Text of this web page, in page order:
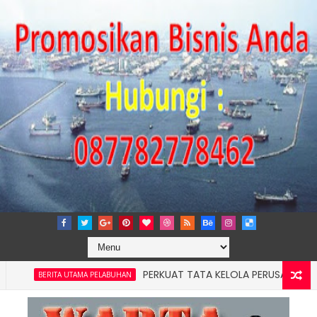
BERITA UTAMA PELABUHAN PERKUAT TATA KELOLA PERUSAHAAN, IPCM